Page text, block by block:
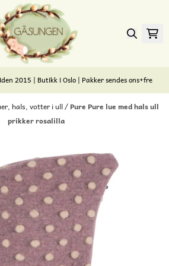
2015 | Butikk i Oslo | Pakker sendes ons+fre
hals, votter i ull/ Pure Pure lue med hals ull
prikker rosalilla